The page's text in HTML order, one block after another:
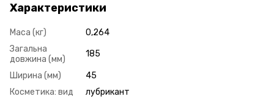
Характеристики
Маса (кг)
0,264
Загальна
довжина (мм)
185
Ширина (мм)
45
Косметика: вид
лубрикант